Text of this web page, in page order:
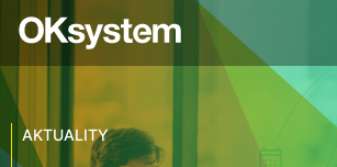
AKTUALITY